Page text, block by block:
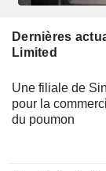
Dernières
Limited
Une filiale de
pour la
du poumon